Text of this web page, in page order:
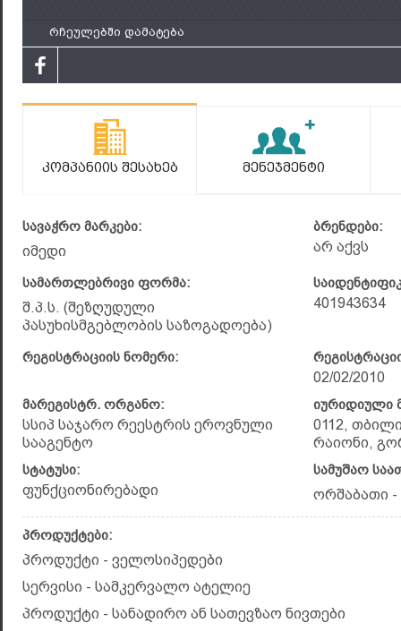
რჩეულებში დამატება
Კომპანიის Შესახებ Მენეჯმენტი
სავაჭრო მარკები:
იმედი
ბრენდები:
არ აქვს
სამართლებრივი ფორმა:
შ.პ.ს. (შეზღუდული
პასუხისმგებლობის საზოგადოება)
401943634
რეგისტრაციის ნომერი:
02/02/2010
მარეგისტრ. ორგანო:
სსიპ საჯარო რეესტრის ეროვნული
სააგენტო
იურიდიული
0112,
რაიონი,
სტატუსი:
ფუნქციონირებადი
სამუშაო
ორშაბათი -
პროდუქტები:
პროდუქტი - ველოსიპედები
სერვისი - სამკერვალო ატელიე
პროდუქტი - სანადირო ან სათევზაო ნივთები